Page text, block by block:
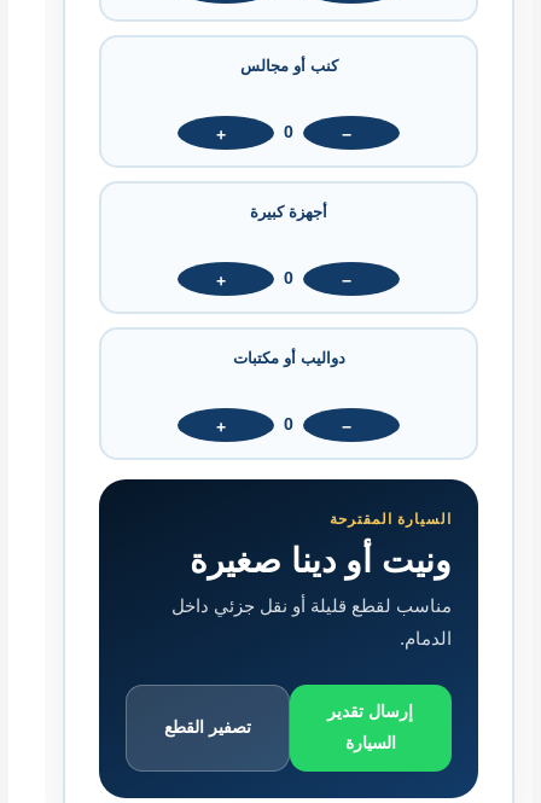
كنب أو مجالس
−
0
+
أجهزة كبيرة
−
0
+
دواليب أو مكتبات
−
0
+
السيارة المقترحة
ونيت أو دينا صغيرة
مناسب لقطع قليلة أو نقل جزئي داخل
الدمام.
إرسال تقدير
السيارة
تصفير القطع